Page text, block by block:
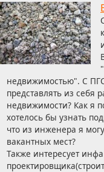
недвижимостью". С
представлять из себя
недвижимости? Как я
хотелось бы узнать
что из инженера я
вакантных мест?
Также интересует